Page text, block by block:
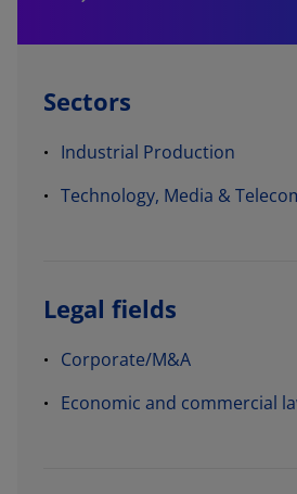
Sectors
Industrial Production
Technology, Media &
Legal fields
Corporate/M&A
Economic and commercial